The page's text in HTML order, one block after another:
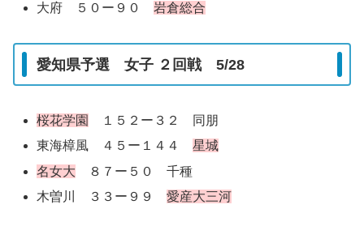
大府 ５０ー９０岩倉総合
愛知県予選 女子 ２回戦 5/28
桜花学園
１５２ー３２ 同朋
東海樟風 ４５ー１４４星城
名女大 ８７ー５０ 千種
木曽川 ３３ー９９愛産大三河